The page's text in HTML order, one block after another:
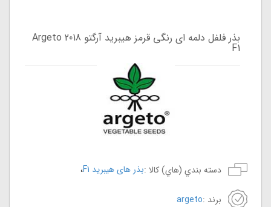
بذر فلفل دلمه ای رنگی قرمز هیبرید آرگتو 2018 Argeto
F1
دسته بندي (هاي) کالا :بذر های هیبرید F1 ،
برند :argeto